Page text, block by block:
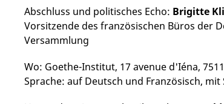
Abschluss und politisches Echo: Brigitte
Vorsitzende des französischen Büros der
Versammlung
Wo: Goethe-Institut, 17 avenue d'Iéna,
Sprache: auf Deutsch und Französisch,